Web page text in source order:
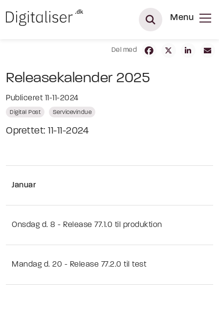
Menu
Del med
Releasekalender 2025
Publiceret 11-11-2024
Digital Post Servicevindue
Oprettet: 11-11-2024
Januar
Onsdag d. 8 - Release 77.1.0 til produktion
Mandag d. 20 - Release 77.2.0 til test